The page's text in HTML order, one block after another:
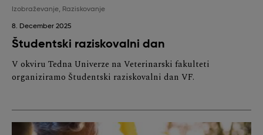
Izobraževanje, Raziskovanje
8. December 2025
Študentski raziskovalni dan
V okviru Tedna Univerze na Veterinarski fakulteti
organiziramo Študentski raziskovalni dan VF.